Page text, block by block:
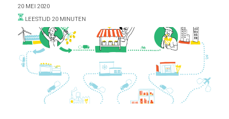
OVER
20 MEI 2020
LEESTIJD 20 MINUTEN